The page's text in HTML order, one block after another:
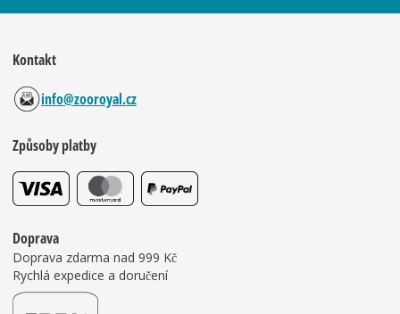
Kontakt
info@zooroyal.cz
Způsoby platby
Doprava
Doprava zdarma nad 999 Kč
Rychlá expedice a doručení